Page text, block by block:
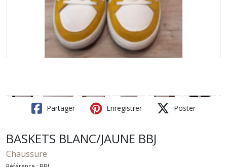
Partager Enregistrer Poster
BASKETS BLANC/JAUNE BBJ
Chaussure